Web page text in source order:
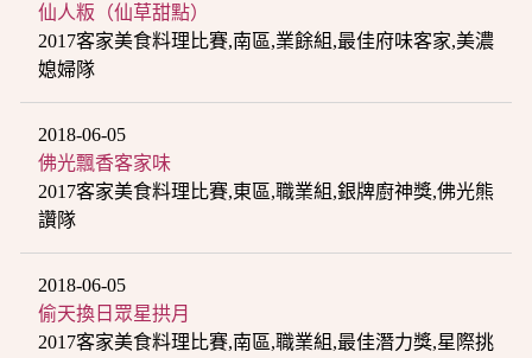
仙人粄（仙草甜點）
2017客家美食料理比賽,南區,業餘組,最佳府味客家,美濃
媳婦隊
2018-06-05
佛光飄香客家味
2017客家美食料理比賽,東區,職業組,銀牌廚神獎,佛光熊
讚隊
2018-06-05
偷天換日眾星拱月
2017客家美食料理比賽,南區,職業組,最佳潛力獎,星際挑